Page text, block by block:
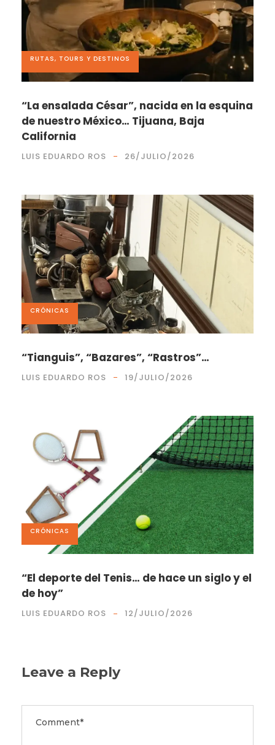
RUTAS, TOURS Y DESTINOS
“La ensalada César”, nacida en la esquina
de nuestro México… Tijuana, Baja
California
LUIS EDUARDO ROS 26/JULIO/2026
CRÓNICAS
“Tianguis”, “Bazares”, “Rastros”…
LUIS EDUARDO ROS 19/JULIO/2026
CRÓNICAS
“El deporte del Tenis… de hace un siglo y el
de hoy”
LUIS EDUARDO ROS 12/JULIO/2026
Leave a Reply